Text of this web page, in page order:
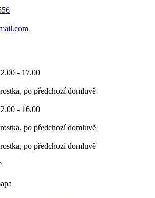
- 17.00
po předchozí domluvě
- 16.00
po předchozí domluvě
po předchozí domluvě